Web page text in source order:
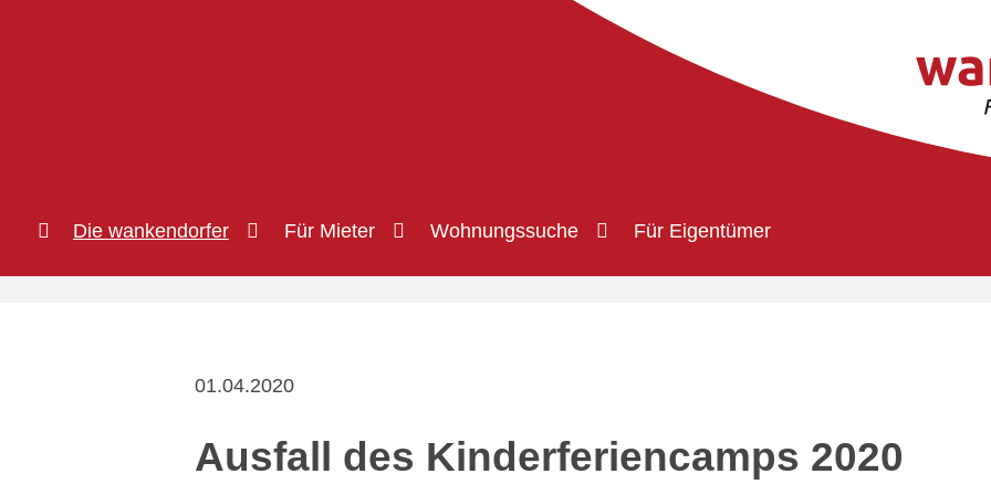
Die wankendorfer Für Mieter Wohnungssuche
Für Eigentümer
01.04.2020
Ausfall des Kinderferiencamps 2020